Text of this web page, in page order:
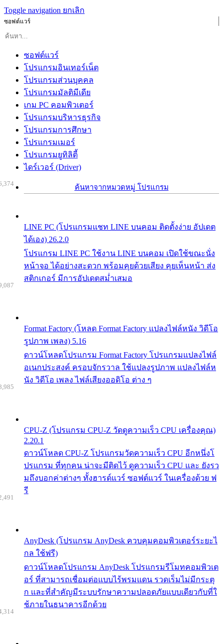
Toggle navigation ยกเลิก
ซอฟต์แวร์
ซอฟต์แวร์
โปรแกรมอินเทอร์เน็ต
โปรแกรมส่วนบุคคล
โปรแกรมมัลติมีเดีย
เกม PC คอมพิวเตอร์
โปรแกรมบริหารธุรกิจ
โปรแกรมการศึกษา
โปรแกรมเมอร์
โปรแกรมยูทิลิตี้
ไดร์เวอร์ (Driver)
ค้นหาจากหมวดหมู่ โปรแกรม
LINE PC (โปรแกรมแชท LINE บนคอม ติดตั้งง่าย อัปเดต
ได้เอง) 26.2.0
โปรแกรม LINE PC ใช้งาน LINE บนคอม เปิดใช้ขณะนั่ง
หน้าจอ ได้อย่างสะดวก พร้อมคุยด้วยเสียง คุยเห็นหน้า ส่ง
สติกเกอร์ มีการอัปเดตสม่ำเสมอ
Format Factory (โหลด Format Factory แปลงไฟล์หนัง วิดีโอ
รูปภาพ เพลง) 5.16
ดาวน์โหลดโปรแกรม Format Factory โปรแกรมแปลงไฟล์
อเนกประสงค์ ครอบจักรวาล ใช้แปลงรูปภาพ แปลงไฟล์ห
นัง วิดีโอ เพลง ไฟล์เสียงออดิโอ ต่าง ๆ
CPU-Z (โปรแกรม CPU-Z วัดดูความเร็ว CPU เครื่องคุณ)
2.20.1
ดาวน์โหลด CPU-Z โปรแกรมวัดความเร็ว CPU อีกหนึ่งโ
ปรแกรม ที่ทุกคน น่าจะมีติดไว้ ดูความเร็ว CPU และ ยังรว
มถึงบอกค่าต่างๆ ทั้งฮารด์แวร์ ซอฟต์แวร์ ในเครื่องด้วย ฟ
รี
AnyDesk (โปรแกรม AnyDesk ควบคุมคอมพิวเตอร์ระยะไ
กล ใช้ฟรี)
ดาวน์โหลดโปรแกรม AnyDesk โปรแกรมรีโมทคอมพิวเต
อร์ ที่สามารถเชื่อมต่อแบบไร้พรมแดน รวดเร็มไม่มีกระตุ
ก และที่สำคัญมีระบบรักษาความปลอดภัยแบบเดียวกับที่ใ
ช้ภายในธนาคารอีกด้วย